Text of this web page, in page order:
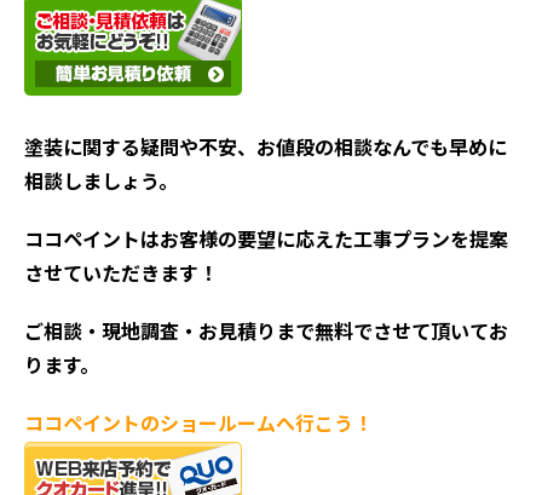
塗装に関する疑問や不安、お値段の相談なんでも早めに
相談しましょう。
ココペイントはお客様の要望に応えた工事プランを提案
させていただきます！
ご相談・現地調査・お見積りまで無料でさせて頂いてお
ります。
ココペイントのショールームへ行こう！